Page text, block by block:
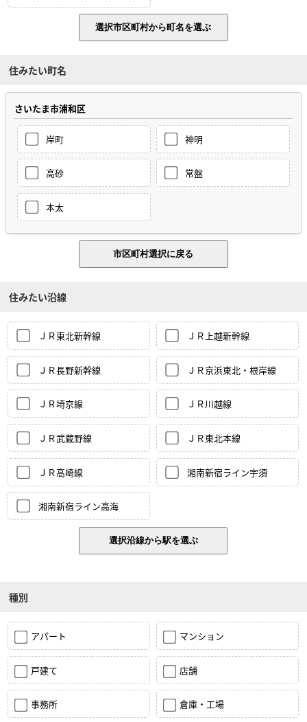
住みたい町名
さいたま市浦和区
岸町 神明
高砂 常盤
本太
住みたい沿線
ＪＲ東北新幹線 ＪＲ上越新幹線
ＪＲ長野新幹線 ＪＲ京浜東北・根岸線
ＪＲ埼京線 ＪＲ川越線
ＪＲ武蔵野線 ＪＲ東北本線
ＪＲ高崎線 湘南新宿ライン宇須
湘南新宿ライン高海
種別
アパート マンション
戸建て 店舗
事務所 倉庫・工場